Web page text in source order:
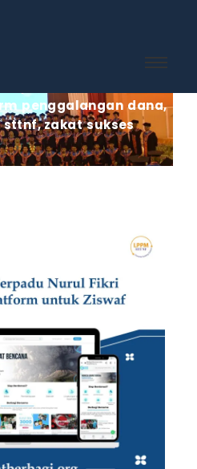
penggalangan dana,
sttnf,zakat sukses